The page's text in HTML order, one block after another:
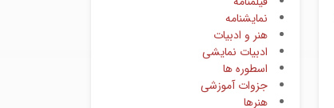
نمایشنامه
هنر و ادبیات
ادبیات نمایشی
اسطوره ها
جزوات آموزشی
هنرها